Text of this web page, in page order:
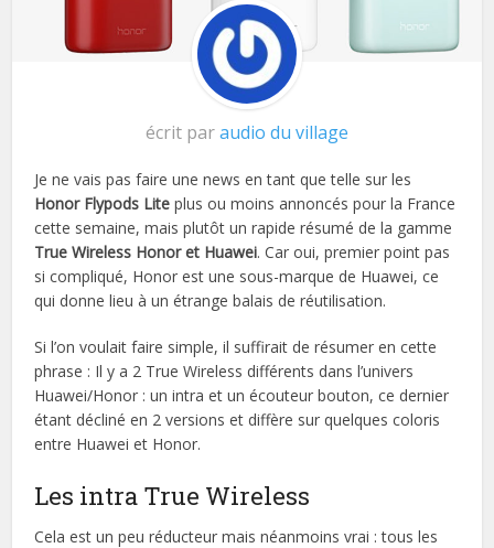
écrit paraudio du village
Je ne vais pas faire une news en tant que telle sur les
Honor Flypods Liteplus ou moins annoncés pour la France
cette semaine, mais plutôt un rapide résumé de la gamme
True Wireless Honor et Huawei. Car oui, premier point pas
si compliqué, Honor est une sous-marque de Huawei, ce
qui donne lieu à un étrange balais de réutilisation.
Si l’on voulait faire simple, il suffirait de résumer en cette
phrase : Il y a 2 True Wireless différents dans l’univers
Huawei/Honor : un intra et un écouteur bouton, ce dernier
étant décliné en 2 versions et diffère sur quelques coloris
entre Huawei et Honor.
Les intra True Wireless
Cela est un peu réducteur mais néanmoins vrai : tous les